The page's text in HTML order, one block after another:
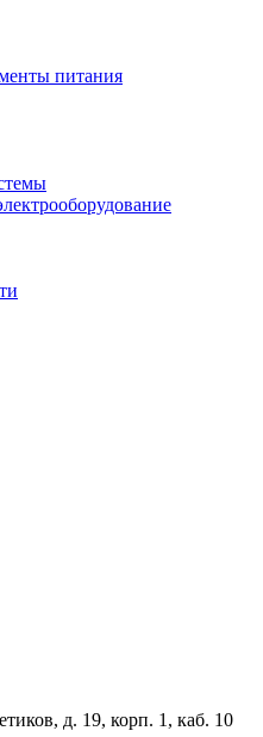
питания
д. 19, корп. 1, каб. 10